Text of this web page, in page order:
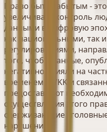
Право быть забытым -
увеличивает контроль
данными в цифровую
как национальными, так
регулированиями,
того, чтобы данные,
негативно влияли на
временем. KVKK и
предоставляют
осуществления этого
сдерживающие
нарушений.